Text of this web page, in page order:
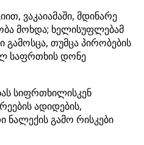
ვაკაიამაში, მდინარე
მოხდა; ხელისუფლებამ
თუმცა პირობების
საფრთხის დონე
სიფრთხილისკენ
ადიდების,
ნალექის გამო რისკები